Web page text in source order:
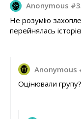
Anonymous
Не розумію
перейнялась
Anonymous
Оцінювали групу?